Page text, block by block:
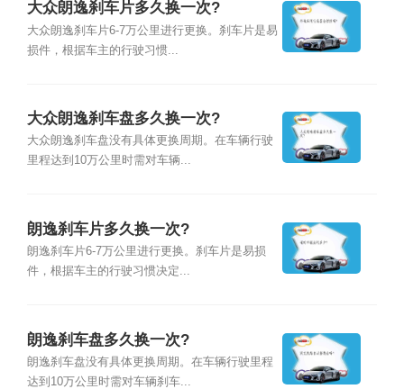
大众朗逸刹车片多久换一次?
大众朗逸刹车片6-7万公里进行更换。刹车片是易
损件，根据车主的行驶习惯...
大众朗逸刹车盘多久换一次?
大众朗逸刹车盘没有具体更换周期。在车辆行驶
里程达到10万公里时需对车辆...
朗逸刹车片多久换一次?
朗逸刹车片6-7万公里进行更换。刹车片是易损
件，根据车主的行驶习惯决定...
朗逸刹车盘多久换一次?
朗逸刹车盘没有具体更换周期。在车辆行驶里程
达到10万公里时需对车辆刹车...